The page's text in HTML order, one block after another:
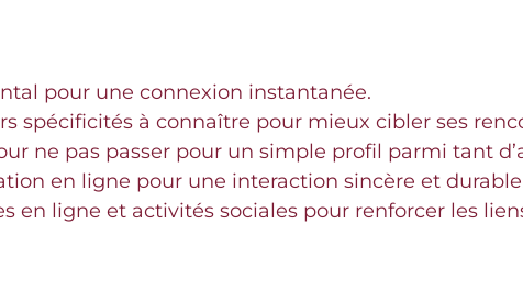
pour une connexion instantanée.
spécificités à connaître pour mieux cibler ses
ne pas passer pour un simple profil parmi tant
en ligne pour une interaction sincère et
en ligne et activités sociales pour renforcer les